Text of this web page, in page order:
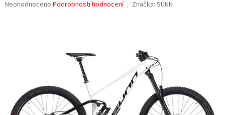
Průměrné
Neohodnoceno Podrobnosti hodnocení Značka: SUNN